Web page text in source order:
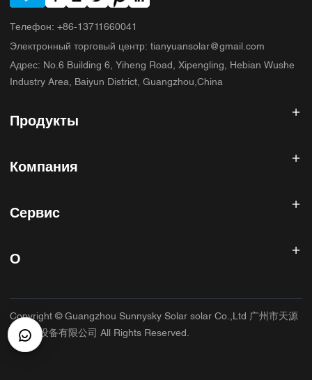
Телефон: +86-13711660041
Электронный торговый центр: tianyuansolar@gmail.com
Адрес: No.6 Building 6, Yiheng Road, Xipengling, Hebian Wushe
Industry Area, Baiyun District, Guangzhou,China
Продукты
Солнечная панель
Солнечная энергетическая система
Контроллер солнечного заряда
Компания
Продукты
О нас
Сервис
Политика возврата
Условия использования
Доставка и доставка
О
Основное приложение
Copyright © Guangzhou Sunnysky Solar solar Co.,Ltd 广州市天源
太阳能设备有限公司 All Rights Reserved.